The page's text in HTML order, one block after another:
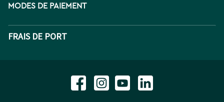
MODES DE PAIEMENT
FRAIS DE PORT